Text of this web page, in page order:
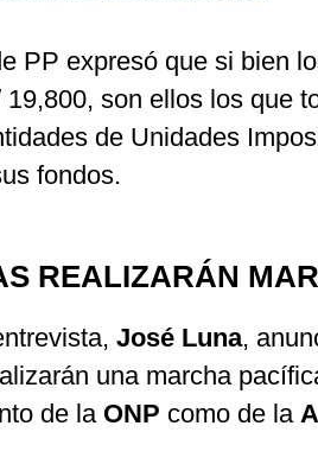
PP expresó que si bien
son ellos los que
de Unidades
fondos.
REALIZARÁN
José Luna,
una marcha
de la ONP como de la